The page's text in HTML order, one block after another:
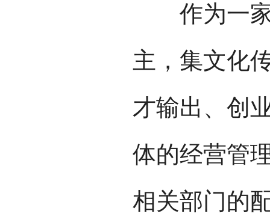
作为一家
主，集文化
才输出、创
体的经营管
相关部门的